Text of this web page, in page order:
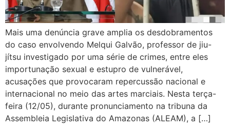
Mais uma denúncia grave amplia os desdobramentos
do caso envolvendo Melqui Galvão, professor de jiu-
jítsu investigado por uma série de crimes, entre eles
importunação sexual e estupro de vulnerável,
acusações que provocaram repercussão nacional e
internacional no meio das artes marciais. Nesta terça-
feira (12/05), durante pronunciamento na tribuna da
Assembleia Legislativa do Amazonas (ALEAM), a […]